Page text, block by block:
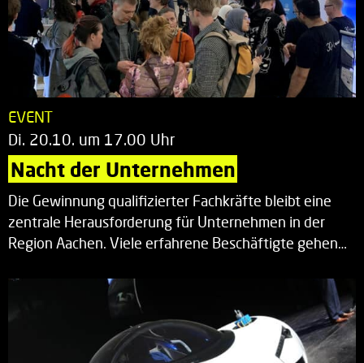
EVENT
Di. 20.10. um 17.00 Uhr
Nacht der Unternehmen
Die Gewinnung qualifizierter Fachkräfte bleibt eine
zentrale Herausforderung für Unternehmen in der
Region Aachen. Viele erfahrene Beschäftigte gehen…